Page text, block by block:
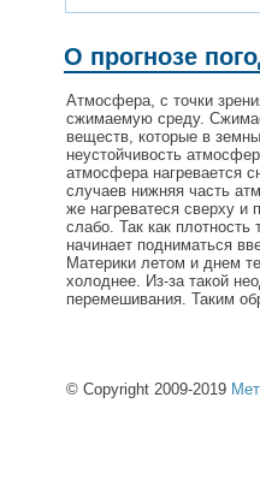
О прогнозе
Атмосфера, с точки
сжимаемую среду.
веществ, которые в
неустойчивость
атмосфера нагревается
случаев нижняя часть
же нагреватеся сверху и
слабо. Так как
начинает подниматься
Материки летом и днем
холоднее. Из-за такой
перемешивания. Таким
© Copyright 2009-2019